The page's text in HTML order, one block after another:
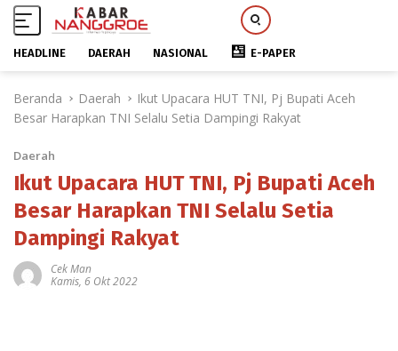
HEADLINE DAERAH NASIONAL E-PAPER
Beranda Daerah
Ikut Upacara HUT TNI, Pj Bupati Aceh
Besar Harapkan TNI Selalu Setia Dampingi Rakyat
Daerah
Ikut Upacara HUT TNI, Pj Bupati Aceh
Besar Harapkan TNI Selalu Setia
Dampingi Rakyat
Cek Man
Kamis, 6 Okt 2022